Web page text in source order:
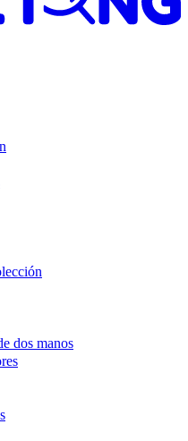
dos manos